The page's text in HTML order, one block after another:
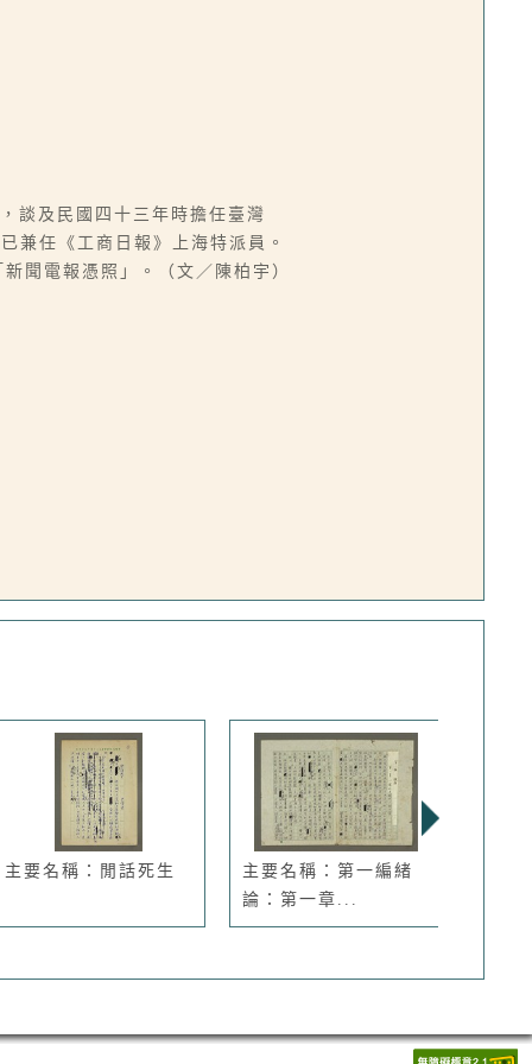
談及民國四十三年時擔任臺灣
兼任《工商日報》上海特派員。
聞電報憑照」。（文／陳柏宇）
主要名稱：閒話死生
主要名稱：第一編緒
論：第一章...